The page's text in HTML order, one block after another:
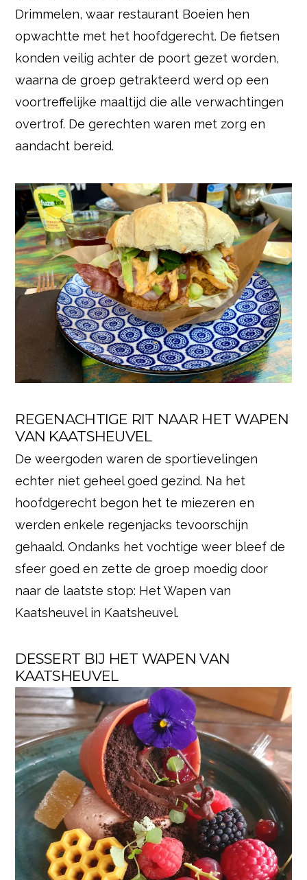
Drimmelen, waar restaurant Boeien hen
opwachtte met het hoofdgerecht. De fietsen
konden veilig achter de poort gezet worden,
waarna de groep getrakteerd werd op een
voortreffelijke maaltijd die alle verwachtingen
overtrof. De gerechten waren met zorg en
aandacht bereid.
REGENACHTIGE RIT NAAR HET WAPEN
VAN KAATSHEUVEL
De weergoden waren de sportievelingen
echter niet geheel goed gezind. Na het
hoofdgerecht begon het te miezeren en
werden enkele regenjacks tevoorschijn
gehaald. Ondanks het vochtige weer bleef de
sfeer goed en zette de groep moedig door
naar de laatste stop: Het Wapen van
Kaatsheuvel in Kaatsheuvel.
DESSERT BIJ HET WAPEN VAN
KAATSHEUVEL